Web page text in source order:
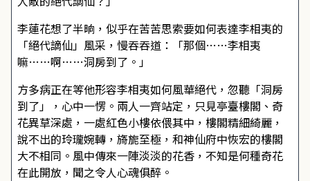
李蓮花想了半晌，似乎在苦苦思索要如何表達李相夷的
「絕代謫仙」風采，慢吞吞道：「那個……李相夷
嘛……啊……洞房到了。」
方多病正在等他形容李相夷如何風華絕代，忽聽「洞房
到了」，心中一愣。兩人一齊站定，只見亭臺樓閣、奇
花異草深處，一處紅色小樓依偎其中，樓閣精細綺麗，
說不出的玲瓏婉轉，旖旎至極，和神仙府中恢宏的樓閣
大不相同。風中傳來一陣淡淡的花香，不知是何種奇花
在此開放，聞之令人心魂俱醉。